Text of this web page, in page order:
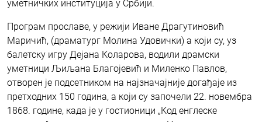
уметничких институција у Србији.
Програм прославе, у режији Иване Драгутиновић
Маричић, (драматург Молина Удовички) а који су, уз
балетску игру Дејана Коларова, водили драмски
уметници Љиљана Благојевић и Миленко Павлов,
отворен је подсетником на најзначајније догађаје из
претходних 150 година, а који су започели 22. новембра
1868. године, када је у гостионици „Код енглеске